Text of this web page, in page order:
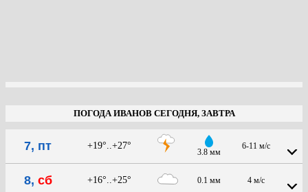
ПОГОДА ИВАНОВ СЕГОДНЯ, ЗАВТРА
7, пт +19°..+27°
3.8 мм
6-11 м/с
8, сб +16°..+25° 0.1 мм 4 м/с